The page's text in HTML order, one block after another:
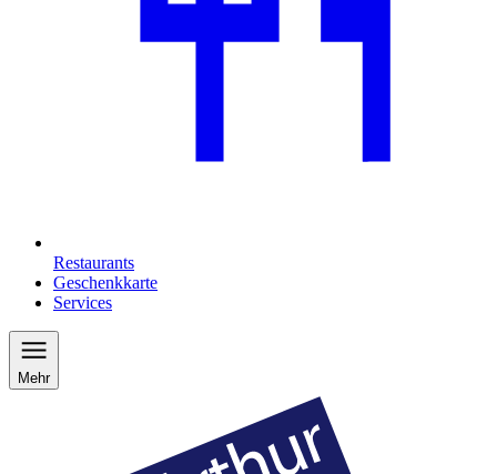
Restaurants
Geschenkkarte
Services
Mehr